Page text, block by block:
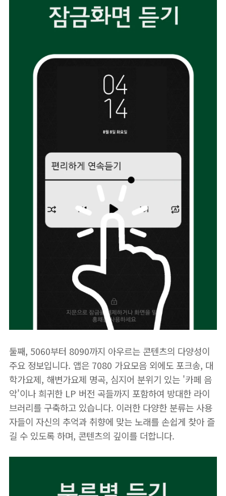
둘째, 5060부터 8090까지 아우르는 콘텐츠의 다양성이
주요 정보입니다. 앱은 7080 가요모음 외에도 포크송, 대
학가요제, 해변가요제 명곡, 심지어 분위기 있는 '카페 음
악'이나 희귀한 LP 버전 곡들까지 포함하여 방대한 라이
브러리를 구축하고 있습니다. 이러한 다양한 분류는 사용
자들이 자신의 추억과 취향에 맞는 노래를 손쉽게 찾아 즐
길 수 있도록 하며, 콘텐츠의 깊이를 더합니다.